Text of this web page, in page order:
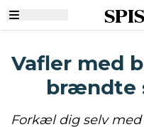
Vafler med
brændte
Forkæl dig selv